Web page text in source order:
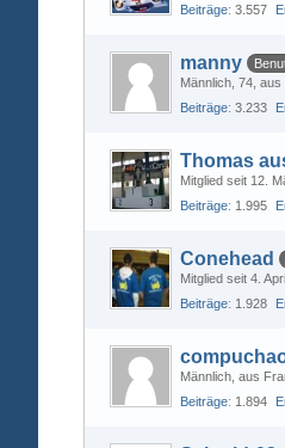
Beiträge 3.557
manny
Männlich 74 aus
Beiträge 3.233
Thomas
Mitglied seit 12.
Beiträge 1.995
Conehead
Mitglied seit 4.
Beiträge 1.928
Männlich aus
Beiträge 1.894